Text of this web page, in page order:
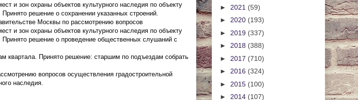
и зон охраны объектов культурного наследия по объекту
решение о сохранении указанных строений.
Москвы по рассмотрению вопросов
и зон охраны объектов культурного наследия по объекту
решение о проведение общественных слушаний с
квартала. Принято решение: старшим по подъездам собрать
вопросов осуществления градостроительной
наследия.
► 2021 (59)
► 2020 (193)
► 2019 (337)
► 2018 (388)
► 2017 (710)
► 2016 (324)
► 2015 (100)
► 2014 (107)